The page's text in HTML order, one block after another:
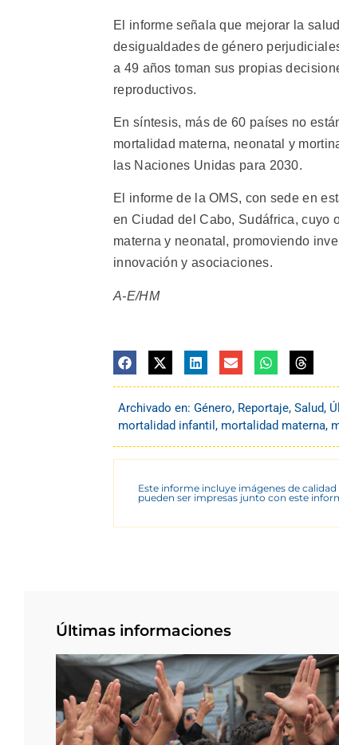
El informe señala que mejorar la
desigualdades de género
a 49 años toman sus propias
reproductivos.
En síntesis, más de 60 países no
mortalidad materna, neonatal y
las Naciones Unidas para 2030.
El informe de la OMS, con sede en
en Ciudad del Cabo, Sudáfrica, cuyo
materna y neonatal, promoviendo
innovación y asociaciones.
A-E/HM
Archivado en: Género, Reportaje, Salud,
mortalidad infantil , mortalidad materna,
Este informe incluye imágenes de
pueden ser impresas junto con este
Últimas informaciones